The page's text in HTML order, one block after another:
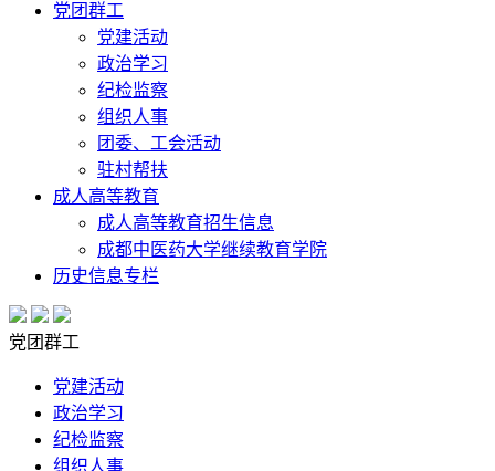
党团群工
党建活动
政治学习
纪检监察
组织人事
团委、工会活动
驻村帮扶
成人高等教育
成人高等教育招生信息
成都中医药大学继续教育学院
历史信息专栏
党团群工
党建活动
政治学习
纪检监察
组织人事